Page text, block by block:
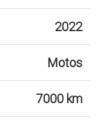
2022
Motos
7000 km